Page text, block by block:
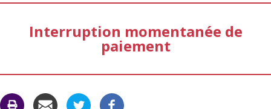
TAILLE
Interruption momentanée de
paiement